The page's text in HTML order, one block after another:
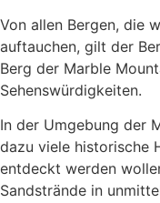
Von allen Bergen, die
auftauchen, gilt der
Berg der Marble
Sehenswürdigkeiten.
In der Umgebung der
dazu viele historische
entdeckt werden
Sandstrände in